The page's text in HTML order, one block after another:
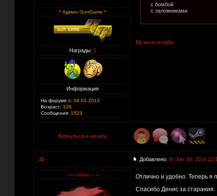
* Админ GunGame *
Награды: 2
Информация
На форуме с: 04.01.2013
Возраст: 126
Сообщения: 1523
с бомбой
с заложниками
Музыка онлайн
Вернуться к началу
:D Добавлено: Вт Авг 30, 2016
Отлично и удобно. Теперь я
Спасибо Денис за старания.